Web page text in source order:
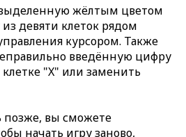
выделенную жёлтым цветом
девяти клеток рядом
курсором. Также
введённую цифру
"X" или заменить
позже, вы сможете
начать игру заново,